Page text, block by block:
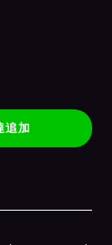
追加